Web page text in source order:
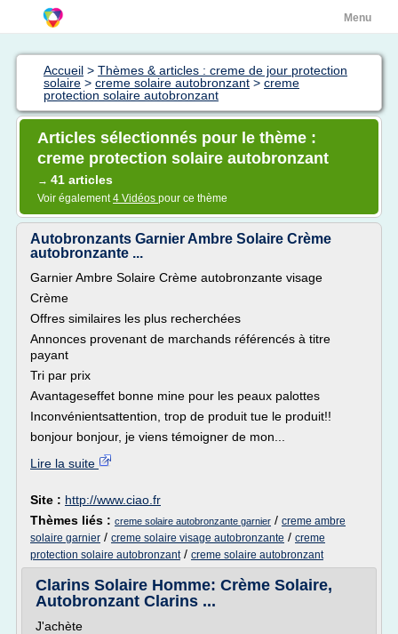
Menu
Accueil > Thèmes & articles : creme de jour protection
solaire > creme solaire autobronzant > creme
protection solaire autobronzant
Articles sélectionnés pour le thème :
creme protection solaire autobronzant
→ 41 articles
Voir également4 Vidéos pour ce thème
Autobronzants Garnier Ambre Solaire Crème
autobronzante ...
Garnier Ambre Solaire Crème autobronzante visage
Crème
Offres similaires les plus recherchées
Annonces provenant de marchands référencés à titre
payant
Tri par prix
Avantageseffet bonne mine pour les peaux palottes
Inconvénientsattention, trop de produit tue le produit!!
bonjour bonjour, je viens témoigner de mon...
Lire la suite
Site : http://www.ciao.fr
Thèmes liés : creme solaire autobronzante garnier / creme ambre
solaire garnier / creme solaire visage autobronzante / creme
protection solaire autobronzant/ creme solaire autobronzant
Clarins Solaire Homme: Crème Solaire,
Autobronzant Clarins ...
J'achète